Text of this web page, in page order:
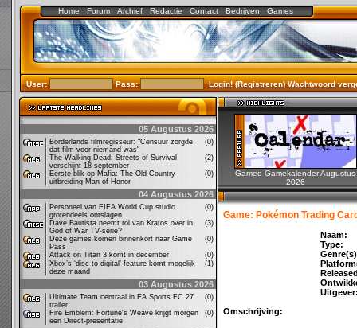
Home Forum Archief Redactie Contact Bedrijven Games
User: Pass: Login!(Registreren)Wachtwoord
05 Augustus 2026
Borderlands filmregisseur: "Censuur zorgde
dat film voor niemand was"
(0)
The Walking Dead: Streets of Survival
verschijnt 18 september
(2)
Eerste blik op Mafia: The Old Country
uitbreiding Man of Honor
(0)
04 Augustus 2026
Personeel van FIFA World Cup studio
grotendeels ontslagen
(0)
Dave Bautista neemt rol van Kratos over in
God of War TV-serie?
(3)
Deze games komen binnenkort naar Game
Pass
(0)
Attack on Titan 3 komt in december
(0)
Xbox’s ‘disc to digital’ feature komt mogelijk
deze maand
(1)
03 Augustus 2026
Ultimate Team centraal in EA Sports FC 27
trailer
(0)
Fire Emblem: Fortune's Weave krijgt morgen
een Direct-presentatie
(0)
Gamed Gamekalender Augustus
2026
Game: Pokémon Trading
Naam:
Type:
Omschrijving: